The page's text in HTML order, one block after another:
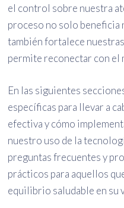
el control sobre nuestra
proceso no solo beneficia
también fortalece
permite reconectar con el
En las siguientes
específicas para llevar a
efectiva y cómo
nuestro uso de la
preguntas frecuentes y
prácticos para aquellos
equilibrio saludable en su